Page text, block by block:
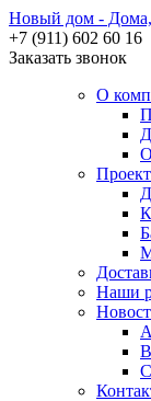
Новый дом - Дома,
+7 (911) 602 60 16
Заказать звонок
О
Наши